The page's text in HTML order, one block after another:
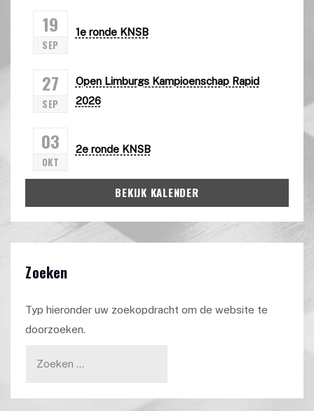
19
SEP
1e ronde KNSB
27
SEP
Open Limburgs Kampioenschap Rapid
2026
03
OKT
2e ronde KNSB
BEKIJK KALENDER
Zoeken
Typ hieronder uw zoekopdracht om de website te
doorzoeken.